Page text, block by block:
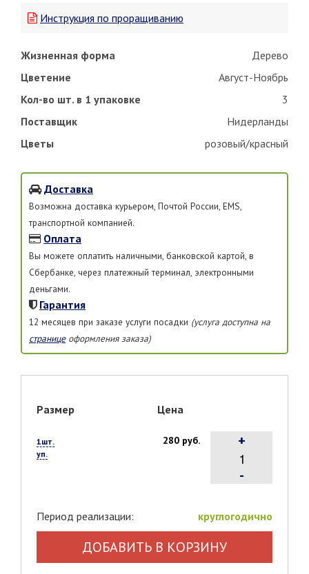
Инструкция по проращиванию
Жизненная форма
Дерево
Цветение
Август-Ноябрь
Кол-во шт. в 1 упаковке
3
Поставщик
Нидерланды
Цветы
розовый/красный
Доставка
Возможна доставка курьером, Почтой России, EMS,
транспортной компанией.
Оплата
Вы можете оплатить наличными, банковской картой, в
Сбербанке, через платежный терминал, электронными
деньгами.
Гарантия
12 месяцев при заказе услуги посадки (услуга доступна на
страницеоформления заказа)
Размер Цена
1шт.
уп.
280 руб.
-
+
Период реализации: круглогодично
ДОБАВИТЬ В КОРЗИНУ